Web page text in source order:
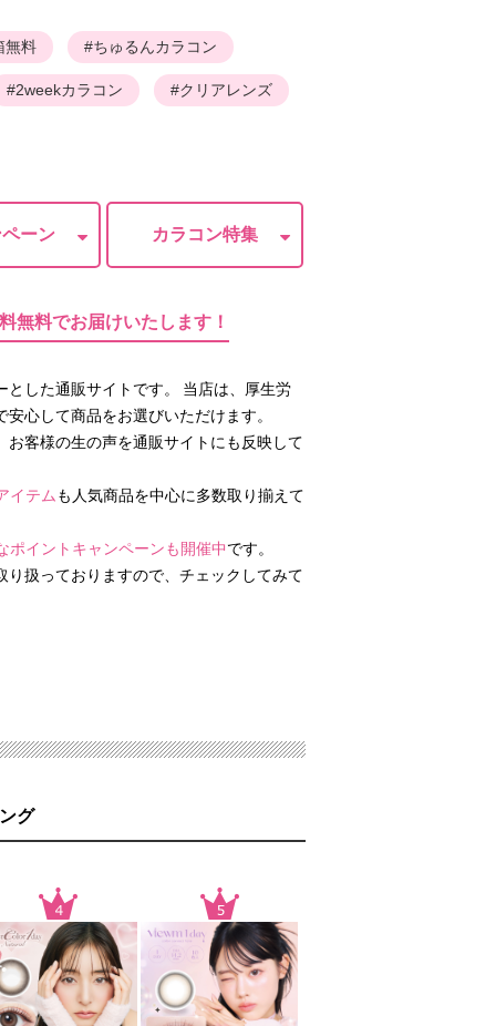
無料 #ちゅるんカラコン
#2weekカラコン #クリアレンズ
ーン カラコン特集
無料でお届けいたします！
した通販サイトです。 当店は、厚生労
心して商品をお選びいただけます。
お客様の生の声を通販サイトにも反映して
イテム も人気商品を中心に多数取り揃えて
ポイントキャンペーンも開催中です。
り扱っておりますので、チェックしてみて
グ